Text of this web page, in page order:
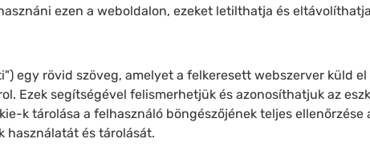
ezen a weboldalon, ezeket letilthatja és
egy rövid szöveg, amelyet a felkeresett webszerver küld
Ezek segítségével felismerhetjük és azonosíthatjuk az
k tárolása a felhasználó böngészőjének teljes
használatát és tárolását.